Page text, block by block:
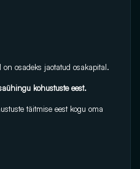
osadeks jaotatud osakapital.
kohustuste eest.
täitmise eest kogu oma